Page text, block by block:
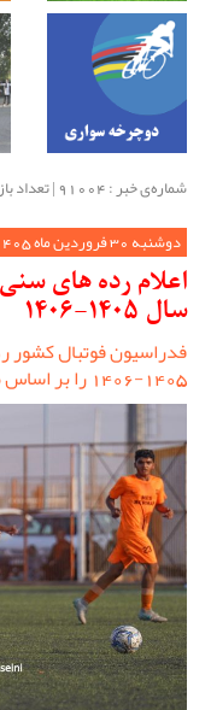
شماره‌ی خبر : ‌91004 | تعداد بازدید : 8328
دوشنبه 30 فروردین ماه 1405 ساعت 10:50
اعلام رده های
سال 1405-1406
فدراسیون فوتبال کشور
1405-1406 را بر اساس مسابقات ای اف سی در این سال اعلام کرد.